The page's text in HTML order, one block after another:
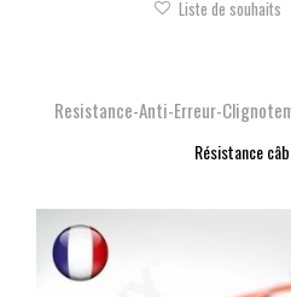
Liste de souhaits
Resistance-Anti-Erreur-
Résistance